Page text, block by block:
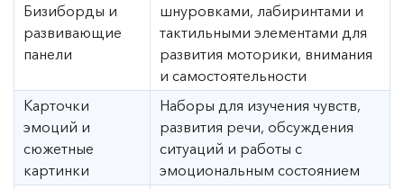
Бизиборды и
развивающие
панели
шнуровками, лабиринтами и
тактильными элементами для
развития моторики, внимания
и самостоятельности
Карточки
эмоций и
сюжетные
картинки
Наборы для изучения чувств,
развития речи, обсуждения
ситуаций и работы с
эмоциональным состоянием